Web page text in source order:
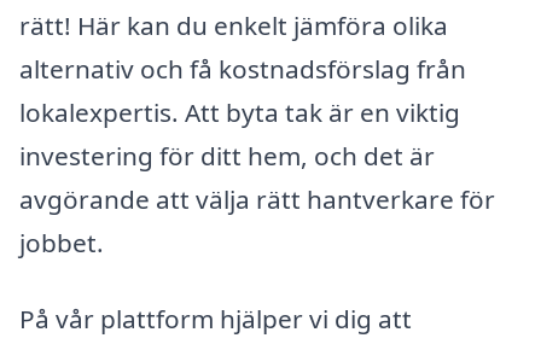
rätt! Här kan du enkelt jämföra olika
alternativ och få kostnadsförslag från
lokalexpertis. Att byta tak är en viktig
investering för ditt hem, och det är
avgörande att välja rätt hantverkare för
jobbet.
På vår plattform hjälper vi dig att